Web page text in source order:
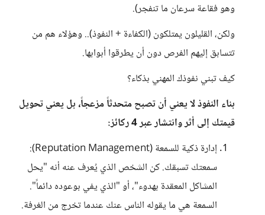
وهو فقاعة سرعان ما تنفجر).
ولكن، القليلون يمتلكون (الكفاءة + النفوذ).. وهؤلاء هم من
تتسابق إليهم الفرص دون أن يطرقوا أبوابها.
كيف تبني نفوذك المهني بذكاء؟
بناء النفوذ لا يعني أن تصبح متحدثاً مزعجاً، بل يعني تحويل
قيمتك إلى أثر وانتشار عبر 4 ركائز:
إدارة ذكية للسمعة (Reputation Management):
سمعتك تسبقك. كن الشخص الذي يُعرف عنه أنه "يحل
المشاكل المعقدة بهدوء"، أو "الذي يفي بوعوده دائماً".
السمعة هي ما يقوله الناس عنك عندما تخرج من الغرفة.